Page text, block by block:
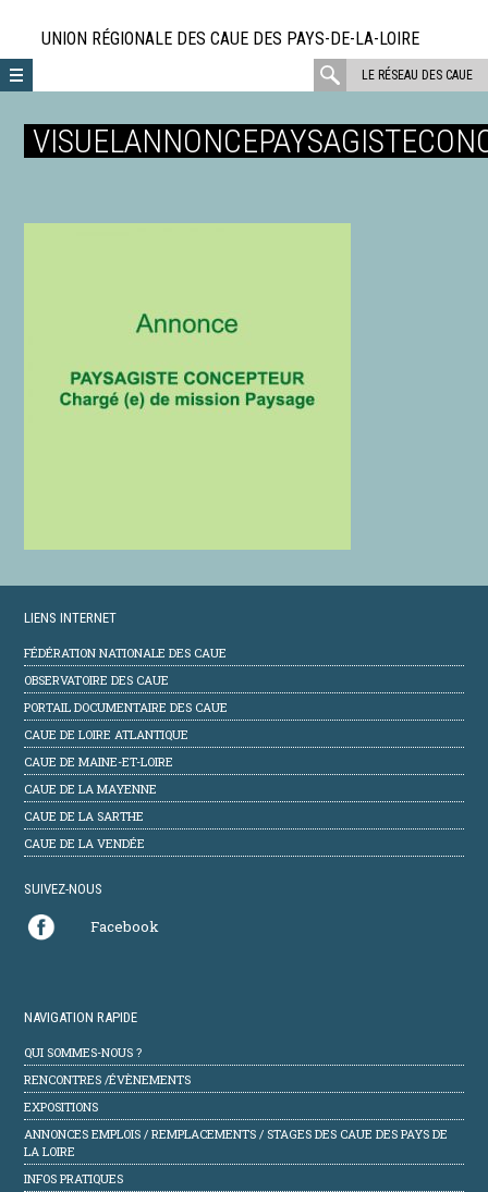
directement
au
contenu
UNION RÉGIONALE DES CAUE DES PAYS-DE-LA-LOIRE
LE RÉSEAU DES CAUE
rechercher
:
LIENS INTERNET
FÉDÉRATION NATIONALE DES CAUE
OBSERVATOIRE DES CAUE
PORTAIL DOCUMENTAIRE DES CAUE
CAUE DE LOIRE ATLANTIQUE
CAUE DE MAINE-ET-LOIRE
CAUE DE LA MAYENNE
CAUE DE LA SARTHE
CAUE DE LA VENDÉE
SUIVEZ-NOUS
Facebook
NAVIGATION RAPIDE
QUI SOMMES-NOUS ?
RENCONTRES /ÉVÈNEMENTS
EXPOSITIONS
ANNONCES EMPLOIS / REMPLACEMENTS / STAGES DES CAUE DES PAYS DE
LA LOIRE
INFOS PRATIQUES